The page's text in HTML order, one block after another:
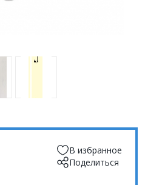
В избранное
Поделиться